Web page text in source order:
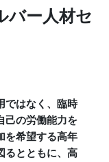
バー人材セ
ではなく、臨時
己の労働能力を
を希望する高年
るとともに、高